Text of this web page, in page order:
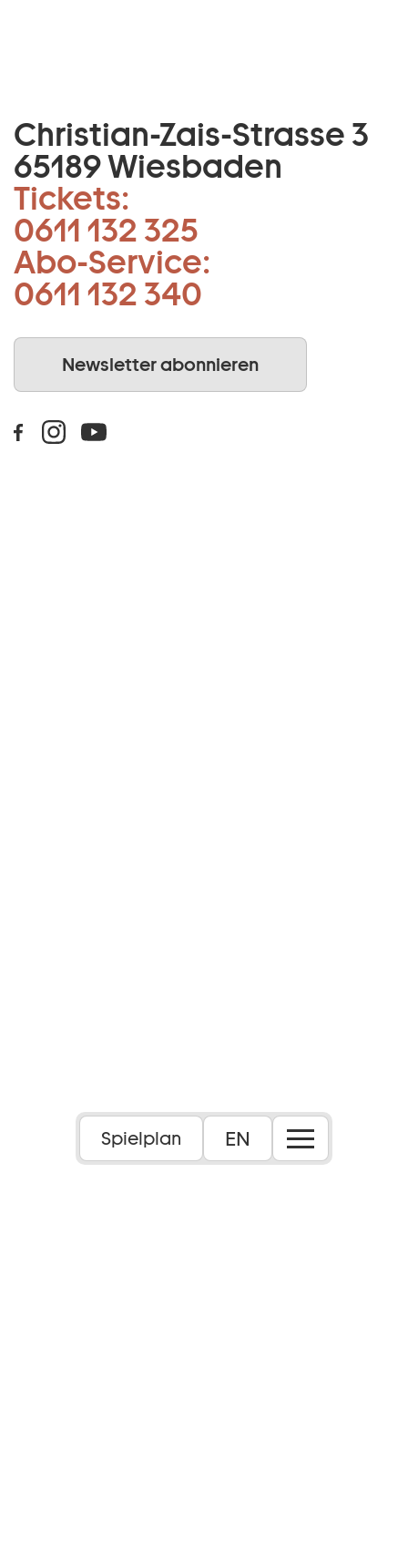
Spielplan EN
Christian-Zais-Strasse 3
65189 Wiesbaden
Tickets:
0611 132 325
Abo-Service:
0611 132 340
Newsletter abonnieren